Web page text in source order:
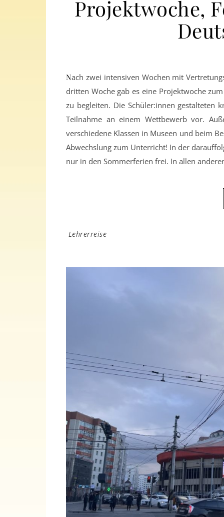
Projektwoche,
Nach zwei intensiven Wochen mit Vertretungsstunden und DSD-Vorbereitungen wurde es etwas ruhiger. In der
dritten Woche gab es eine Projektwoche
zu begleiten. Die Schüler:innen gestalteten
Teilnahme an einem Wettbewerb vor.
verschiedene Klassen in Museen und beim
Abwechslung zum Unterricht! In der
nur in den Sommerferien frei. In allen
Lehrerreise